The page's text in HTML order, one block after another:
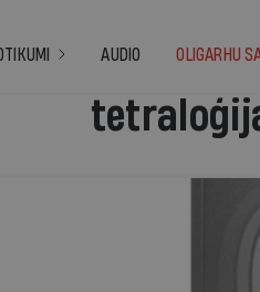
AUDIO OLIGARHU